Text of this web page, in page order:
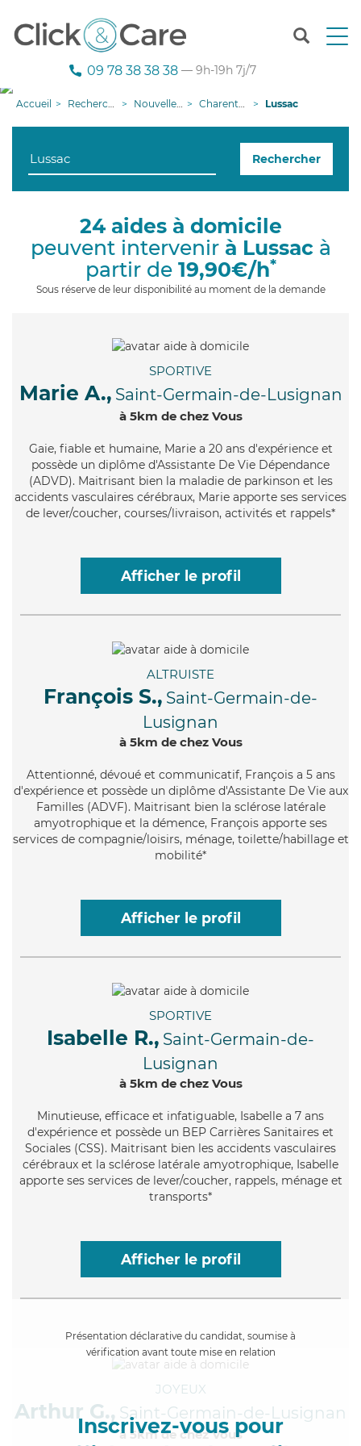
T
n
g
09 78 38 38 38 — 9h-19h 7j/7
Accueil Recherche aide à domicile Nouvelle-Aquitaine Charente-Maritime Lussac
Rechercher
24 aides à domicile
peuvent intervenir à Lussacà
partir de 19,90€/h*
Sous réserve de leur disponibilité au moment de la demande
SPORTIVE
Marie A., Saint-Germain-de-Lusignan
à 5km de chez Vous
Gaie, fiable et humaine, Marie a 20 ans d'expérience et
possède un diplôme d'Assistante De Vie Dépendance
(ADVD). Maitrisant bien la maladie de parkinson et les
accidents vasculaires cérébraux, Marie apporte ses services
de lever/coucher, courses/livraison, activités et rappels*
Afficher le profil
ALTRUISTE
François S., Saint-Germain-de-
Lusignan
à 5km de chez Vous
Attentionné, dévoué et communicatif, François a 5 ans
d'expérience et possède un diplôme d'Assistante De Vie aux
Familles (ADVF). Maitrisant bien la sclérose latérale
amyotrophique et la démence, François apporte ses
services de compagnie/loisirs, ménage, toilette/habillage et
mobilité*
Afficher le profil
SPORTIVE
Isabelle R., Saint-Germain-de-
Lusignan
à 5km de chez Vous
Minutieuse, efficace et infatiguable, Isabelle a 7 ans
d'expérience et possède un BEP Carrières Sanitaires et
Sociales (CSS). Maitrisant bien les accidents vasculaires
cérébraux et la sclérose latérale amyotrophique, Isabelle
apporte ses services de lever/coucher, rappels, ménage et
transports*
Afficher le profil
Présentation déclarative du candidat, soumise à
vérification avant toute mise en relation
Inscrivez-vous pour
JOYEUX
Arthur G., Saint-Germain-de-Lusignan
à 5km de chez Vous